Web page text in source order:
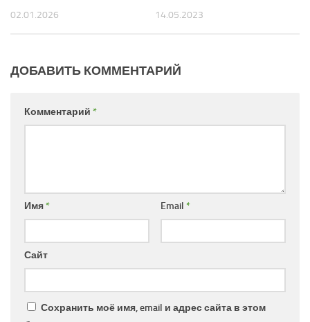
02.01.2026 14.05.2023
ДОБАВИТЬ КОММЕНТАРИЙ
Комментарий *
Имя* Email *
Сайт
Сохранить моё имя, email и адрес сайта в этом